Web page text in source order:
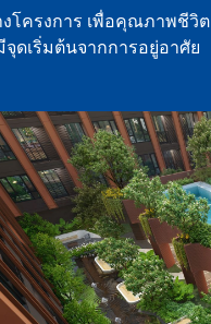
โครงการ เพื่อคุณภาพชีวิต
ดเริ่มต้นจากการอยู่อาศัย